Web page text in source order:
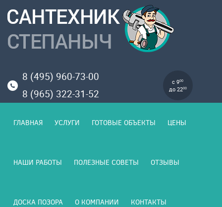
8 (495) 960-73-00
8 (965) 322-31-52
с 900
до 2200
ГЛАВНАЯ УСЛУГИ ГОТОВЫЕ ОБЪЕКТЫ ЦЕНЫ
НАШИ РАБОТЫ ПОЛЕЗНЫЕ СОВЕТЫ ОТЗЫВЫ
ДОСКА ПОЗОРА О КОМПАНИИ КОНТАКТЫ